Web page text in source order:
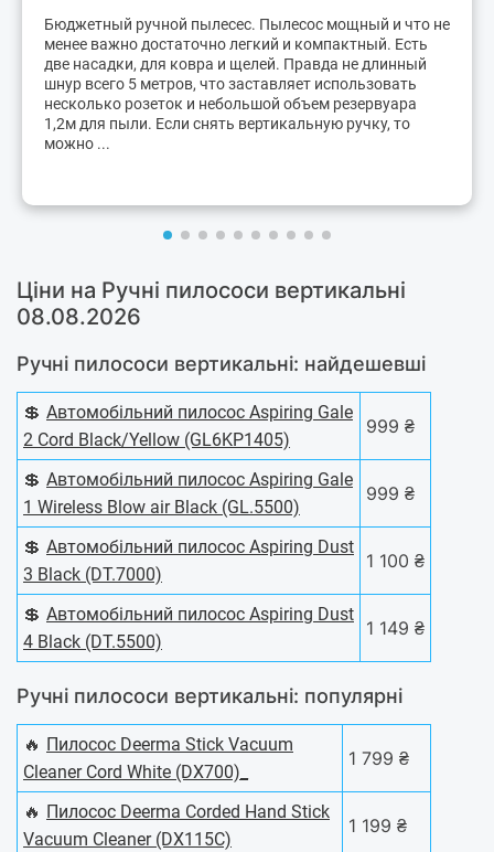
Бюджетный ручной пылесес. Пылесос мощный и что не
менее важно достаточно легкий и компактный. Есть
две насадки, для ковра и щелей. Правда не длинный
шнур всего 5 метров, что заставляет использовать
несколько розеток и небольшой объем резервуара
1,2м для пыли. Если снять вертикальную ручку, то
можно ...
Ціни на Ручні пилососи вертикальні
08.08.2026
Ручні пилососи вертикальні: найдешевші
💲 Автомобільний пилосос Aspiring Gale
2 Cord Black/Yellow (GL6KP1405)
999 ₴
💲 Автомобільний пилосос Aspiring Gale
1 Wireless Blow air Black (GL.5500)
999 ₴
💲 Автомобільний пилосос Aspiring Dust
3 Black (DT.7000)
1 100 ₴
💲 Автомобільний пилосос Aspiring Dust
4 Black (DT.5500)
1 149 ₴
Ручні пилососи вертикальні: популярні
🔥 Пилосос Deerma Stick Vacuum
Cleaner Cord White (DX700)_
1 799 ₴
🔥 Пилосос Deerma Corded Hand Stick
Vacuum Cleaner (DX115C)
1 199 ₴